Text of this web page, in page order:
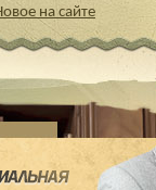
на сайте